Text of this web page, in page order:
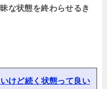
な状態を終わらせるき
けど続く状態って良い